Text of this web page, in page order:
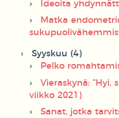
Ideoita
Matka
Syyskuu (4)
Pelko
Vieraskynä: ”Hyi,
viikko 2021)
Sanat, jotka